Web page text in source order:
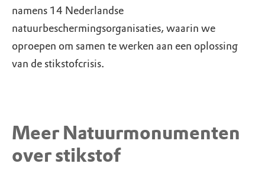
namens 14 Nederlandse
natuurbeschermingsorganisaties, waarin we
oproepen om samen te werken aan een oplossing
van de stikstofcrisis.
Meer Natuurmonumenten
over stikstof